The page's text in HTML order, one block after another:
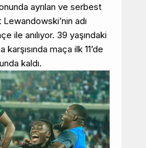
ayrılan ve serbest
adı
ile anılıyor. 39 yaşındaki
maça ilk 11’de
kaldı.